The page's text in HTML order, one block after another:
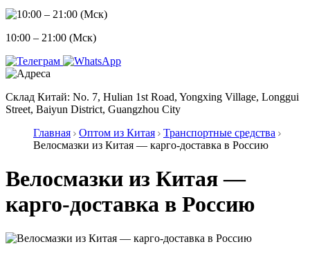
10:00 – 21:00 (Мск)
Склад Китай: No. 7, Hulian 1st Road, Yongxing Village, Longgui
Street, Baiyun District, Guangzhou City
Главная
Оптом из Китая
Транспортные средства
Велосмазки из Китая — карго-доставка в Россию
Велосмазки из Китая —
карго-доставка в Россию